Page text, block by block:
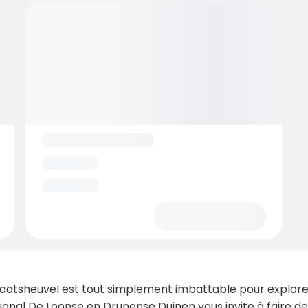
est tout simplement imbattable pour